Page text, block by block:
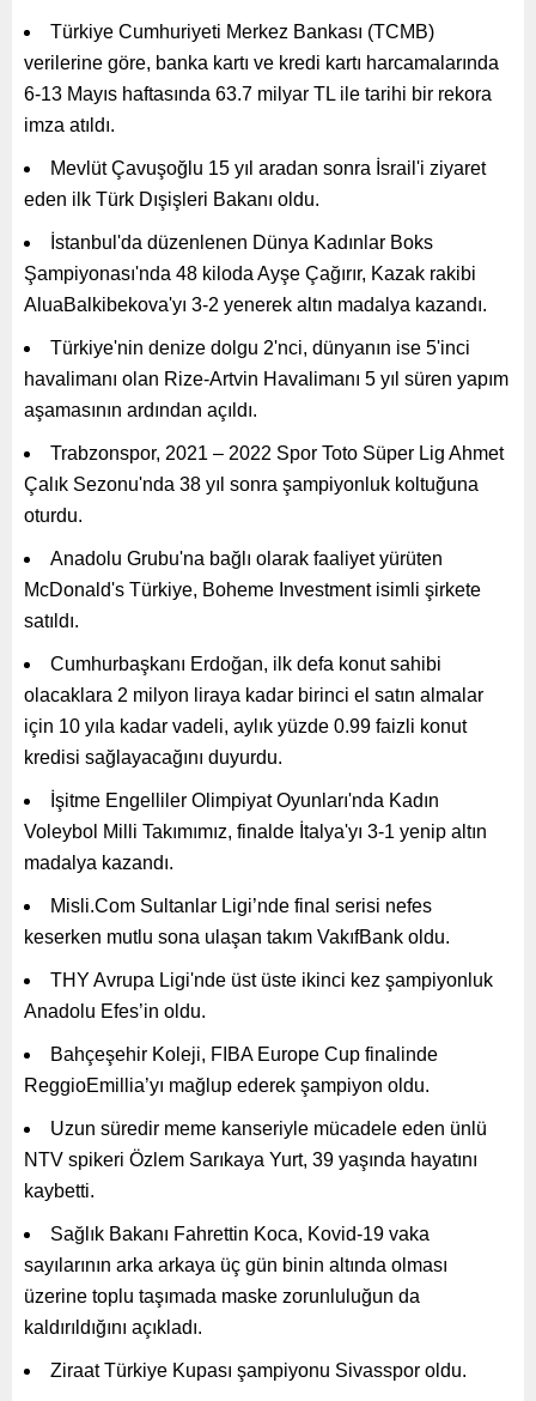
Türkiye Cumhuriyeti Merkez Bankası (TCMB)
verilerine göre, banka kartı ve kredi kartı harcamalarında
6-13 Mayıs haftasında 63.7 milyar TL ile tarihi bir rekora
imza atıldı.
Mevlüt Çavuşoğlu 15 yıl aradan sonra İsrail'i ziyaret
eden ilk Türk Dışişleri Bakanı oldu.
İstanbul'da düzenlenen Dünya Kadınlar Boks
Şampiyonası'nda 48 kiloda Ayşe Çağırır, Kazak rakibi
AluaBalkibekova'yı 3-2 yenerek altın madalya kazandı.
Türkiye'nin denize dolgu 2'nci, dünyanın ise 5'inci
havalimanı olan Rize-Artvin Havalimanı 5 yıl süren yapım
aşamasının ardından açıldı.
Trabzonspor, 2021 – 2022 Spor Toto Süper Lig Ahmet
Çalık Sezonu'nda 38 yıl sonra şampiyonluk koltuğuna
oturdu.
Anadolu Grubu'na bağlı olarak faaliyet yürüten
McDonald's Türkiye, Boheme Investment isimli şirkete
satıldı.
Cumhurbaşkanı Erdoğan, ilk defa konut sahibi
olacaklara 2 milyon liraya kadar birinci el satın almalar
için 10 yıla kadar vadeli, aylık yüzde 0.99 faizli konut
kredisi sağlayacağını duyurdu.
İşitme Engelliler Olimpiyat Oyunları'nda Kadın
Voleybol Milli Takımımız, finalde İtalya'yı 3-1 yenip altın
madalya kazandı.
Misli.Com Sultanlar Ligi’nde final serisi nefes
keserken mutlu sona ulaşan takım VakıfBank oldu.
THY Avrupa Ligi'nde üst üste ikinci kez şampiyonluk
Anadolu Efes’in oldu.
Bahçeşehir Koleji, FIBA Europe Cup finalinde
ReggioEmillia’yı mağlup ederek şampiyon oldu.
Uzun süredir meme kanseriyle mücadele eden ünlü
NTV spikeri Özlem Sarıkaya Yurt, 39 yaşında hayatını
kaybetti.
Sağlık Bakanı Fahrettin Koca, Kovid-19 vaka
sayılarının arka arkaya üç gün binin altında olması
üzerine toplu taşımada maske zorunluluğun da
kaldırıldığını açıkladı.
Ziraat Türkiye Kupası şampiyonu Sivasspor oldu.